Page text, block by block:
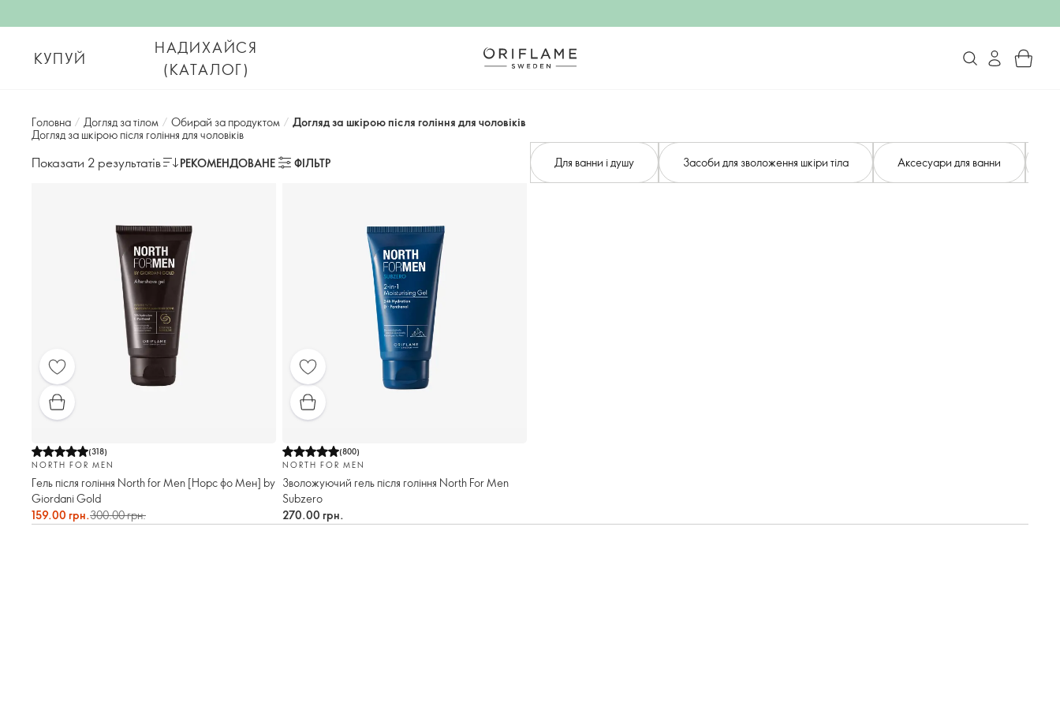
КУПУЙ
НАДИХАЙСЯ
(КАТАЛОГ)
Головна / Догляд за тілом / Обирай за продуктом / Догляд за шкірою після гоління для чоловіків
Догляд за шкірою після гоління для чоловіків
Показати 2 результатів РЕКОМЕНДОВАНЕ ФІЛЬТР Для ванни і душу Засоби для зволоження шкіри тіла Аксесуари для ванни
(318)
NORTH FOR MEN
Гель після гоління North for Men [Норс фо Мен] by
Giordani Gold
159.00 грн.300.00 грн.
(800)
NORTH FOR MEN
Зволожуючий гель після гоління North For Men
Subzero
270.00 грн.